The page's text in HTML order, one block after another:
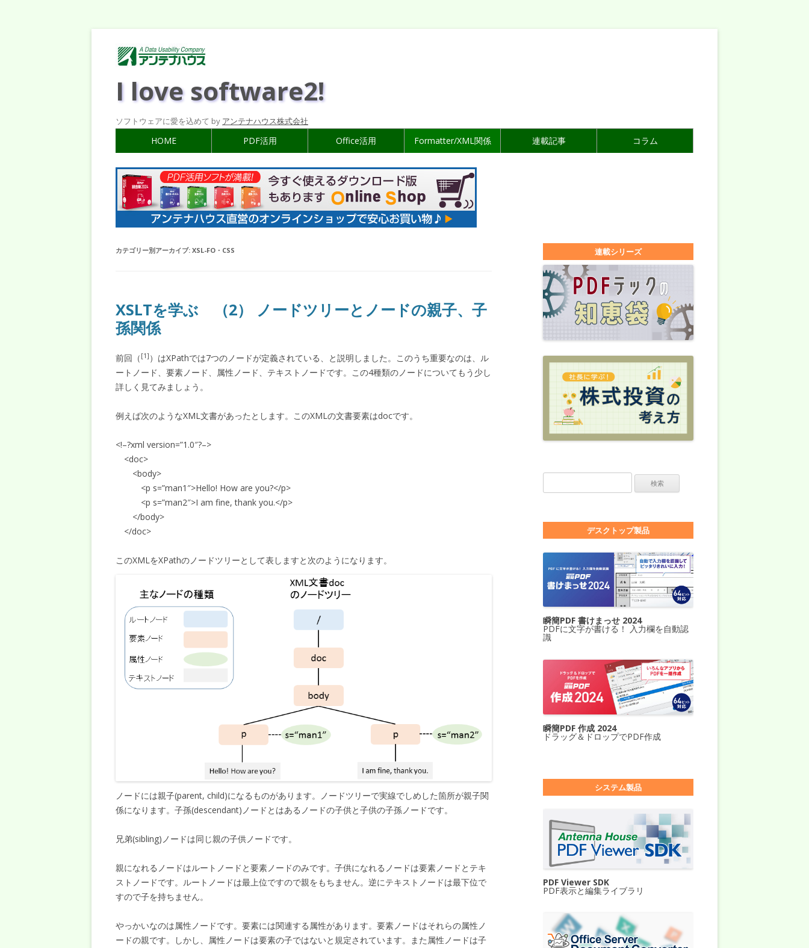
I love software2!
ソフトウェアに愛を込めて by アンテナハウス株式会社
HOME PDF活用 Office活用 Formatter/XML関係 連載記事 コラム
カテゴリー別アーカイブ: XSL-FO・CSS
XSLTを学ぶ （2） ノードツリーとノードの親子、子
孫関係
前回（ [1] ）はXPathでは7つのノードが定義されている、と説明しました。このうち重要なのは、ル
ートノード、要素ノード、属性ノード、テキストノードです。この4種類のノードについてもう少し
詳しく見てみましょう。
例えば次のようなXML文書があったとします。このXMLの文書要素はdocです。
<!–?xml version=”1.0″?–>
<doc>
<body>
<p s=”man1″>Hello! How are you?</p>
<p s=”man2″>I am fine, thank you.</p>
</body>
</doc>
このXMLをXPathのノードツリーとして表しますと次のようになります。
ノードには親子(parent, child)になるものがあります。ノードツリーで実線でしめした箇所が親子関
係になります。子孫(descendant)ノードとはあるノードの子供と子供の子孫ノードです。
兄弟(sibling)ノードは同じ親の子供ノードです。
親になれるノードはルートノードと要素ノードのみです。子供になれるノードは要素ノードとテキ
ストノードです。ルートノードは最上位ですので親をもちません。逆にテキストノードは最下位で
すので子を持ちません。
やっかいなのは属性ノードです。要素には関連する属性があります。要素ノードはそれらの属性ノ
ードの親です。しかし、属性ノードは要素の子ではないと規定されています。また属性ノードは子
連載シリーズ
デスクトップ製品
瞬簡PDF 書けまっせ 2024
PDFに文字が書ける！ 入力欄を自動認
識
瞬簡PDF 作成 2024
ドラッグ＆ドロップでPDF作成
システム製品
PDF Viewer SDK
PDF表示と編集ライブラリ